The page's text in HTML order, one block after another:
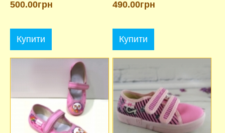
500.00грн
Купити
490.00грн
Купити